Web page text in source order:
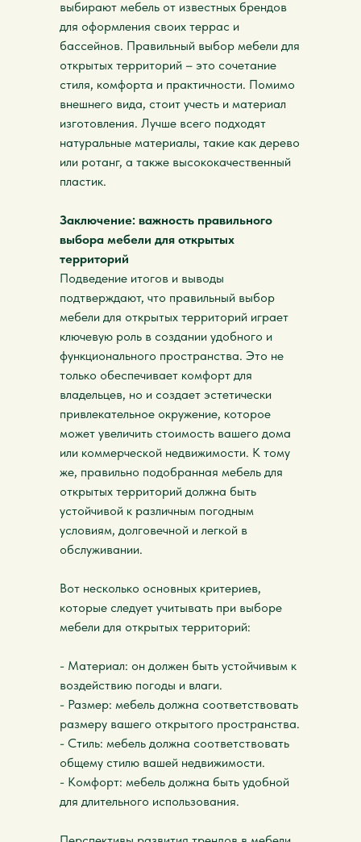
выбирают мебель от известных брендов
для оформления своих террас и
бассейнов. Правильный выбор мебели для
открытых территорий – это сочетание
стиля, комфорта и практичности. Помимо
внешнего вида, стоит учесть и материал
изготовления. Лучше всего подходят
натуральные материалы, такие как дерево
или ротанг, а также высококачественный
пластик.
Заключение: важность правильного
выбора мебели для открытых
территорий
Подведение итогов и выводы
подтверждают, что правильный выбор
мебели для открытых территорий играет
ключевую роль в создании удобного и
функционального пространства. Это не
только обеспечивает комфорт для
владельцев, но и создает эстетически
привлекательное окружение, которое
может увеличить стоимость вашего дома
или коммерческой недвижимости. К тому
же, правильно подобранная мебель для
открытых территорий должна быть
устойчивой к различным погодным
условиям, долговечной и легкой в
обслуживании.
Вот несколько основных критериев,
которые следует учитывать при выборе
мебели для открытых территорий:
- Материал: он должен быть устойчивым к
воздействию погоды и влаги.
- Размер: мебель должна соответствовать
размеру вашего открытого пространства.
- Стиль: мебель должна соответствовать
общему стилю вашей недвижимости.
- Комфорт: мебель должна быть удобной
для длительного использования.